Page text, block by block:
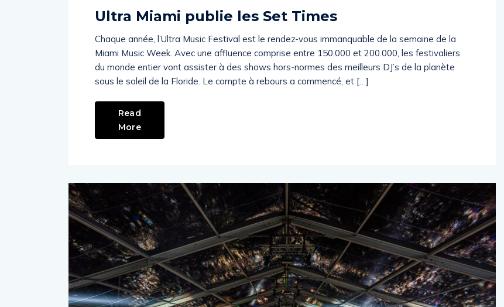
Ultra Miami publie les Set Times
Chaque année, l’Ultra Music Festival est le rendez-vous immanquable de la semaine de la
Miami Music Week. Avec une affluence comprise entre 150.000 et 200.000, les festivaliers
du monde entier vont assister à des shows hors-normes des meilleurs DJ’s de la planète
sous le soleil de la Floride. Le compte à rebours a commencé, et […]
Read
More